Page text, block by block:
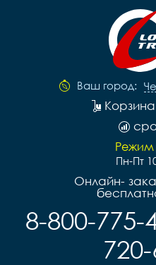
Ваш город:
Корзина
Режим
Пн-Пт
Онлайн-
8-800-775-